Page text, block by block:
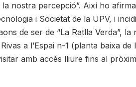
nostra percepció”. Així ho
i Societat de la UPV, i
de ser de “La Ratlla Verda”, la
a l’Espai n-1 (planta baixa de
amb accés lliure fins al